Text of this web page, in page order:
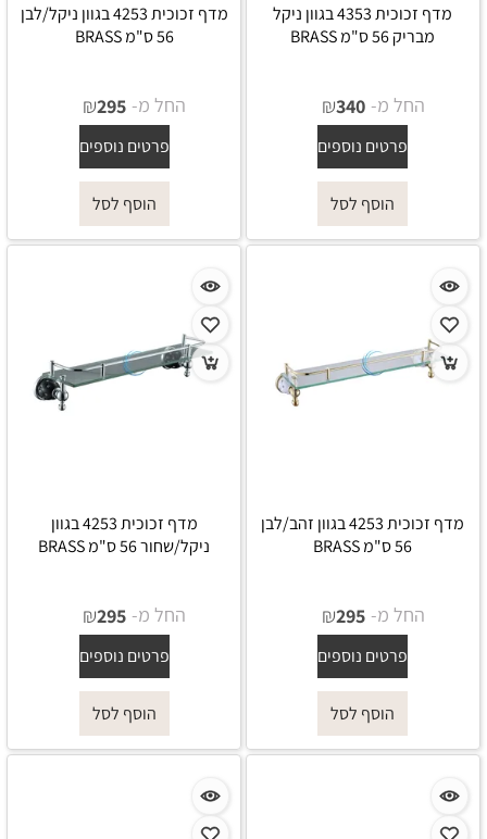
מדף זכוכית 4353 בגוון ניקל
מבריק 56 ס"מ BRASS
החל מ- ₪340
פרטים נוספים
הוסף לסל
מדף זכוכית 4253 בגוון ניקל/לבן
56 ס"מ BRASS
החל מ- ₪295
פרטים נוספים
הוסף לסל
מדף זכוכית 4253 בגוון זהב/לבן
56 ס"מ BRASS
החל מ- ₪295
פרטים נוספים
הוסף לסל
מדף זכוכית 4253 בגוון
ניקל/שחור 56 ס"מ BRASS
החל מ- ₪295
פרטים נוספים
הוסף לסל